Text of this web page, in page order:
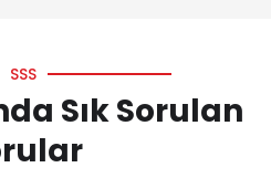
SSS
Sık Sorulan